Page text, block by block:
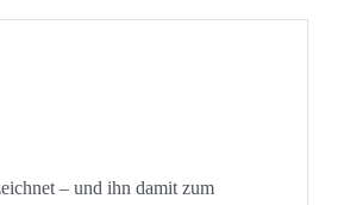
– und ihn damit zum